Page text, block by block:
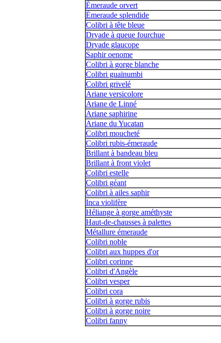
Émeraude orvert
Émeraude splendide
Colibri à tête bleue
Dryade à queue fourchue
Dryade glaucope
Saphir oenome
Colibri à gorge blanche
Colibri guaïnumbi
Colibri grivelé
Ariane versicolore
Ariane de Linné
Ariane saphirine
Ariane du Yucatan
Colibri moucheté
Colibri rubis-émeraude
Brillant à bandeau bleu
Brillant à front violet
Colibri estelle
Colibri géant
Colibri à ailes saphir
Inca violifère
Héliange à gorge améthyste
Haut-de-chausses à palettes
Métallure émeraude
Colibri noble
Colibri aux huppes d'or
Colibri corinne
Colibri d'Angèle
Colibri vesper
Colibri cora
Colibri à gorge rubis
Colibri à gorge noire
Colibri fanny